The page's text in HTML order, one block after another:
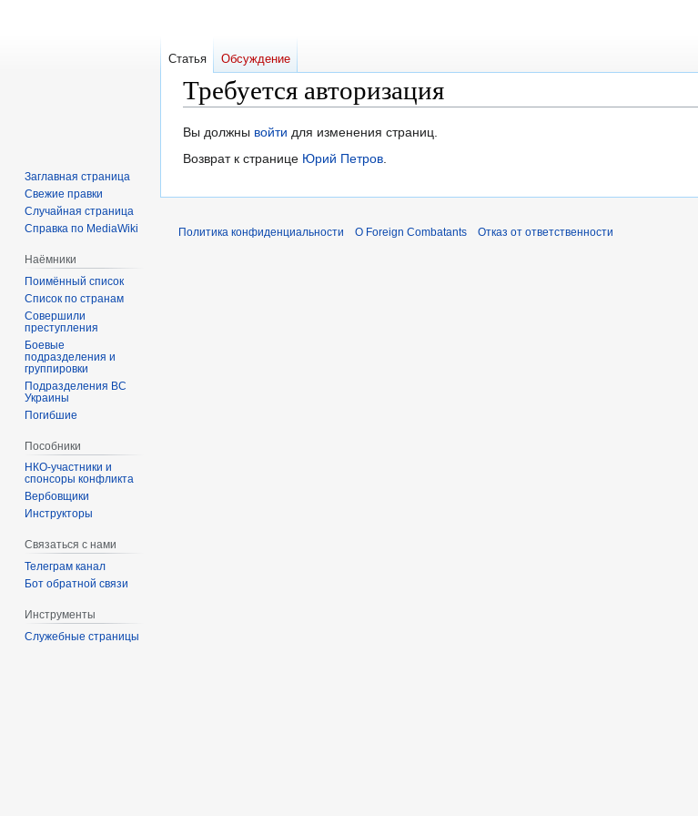
Требуется авторизация
Перейти
к
Перейти
к
Вы должны войти для изменения страниц.
Возврат к странице Юрий Петров.
Статья Обсуждение
Заглавная страница
Свежие правки
Случайная страница
Справка по MediaWiki
Наёмники
Поимённый список
Список по странам
Совершили
преступления
Боевые
подразделения и
группировки
Подразделения ВС
Украины
Погибшие
Пособники
спонсоры конфликта
‏‎Вербовщики
Инструкторы
Связаться с нами
Телеграм канал
Бот обратной связи
Инструменты
Служебные страницы
Политика конфиденциальности О Foreign Combatants Отказ от ответственности